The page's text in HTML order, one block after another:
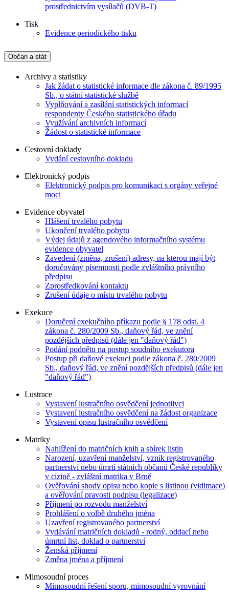
prostřednictvím vysílačů (DVB-T)
Tisk
Evidence periodického tisku
Občan a stát
Archivy a statistiky
Jak žádat o statistické informace dle zákona č. 89/1995
Sb., o státní statistické službě
Vyplňování a zasílání statistických informací
respondenty Českého statistického úřadu
Využívání archivních informací
Žádost o statistické informace
Cestovní doklady
Vydání cestovního dokladu
Elektronický podpis
Elektronický podpis pro komunikaci s orgány veřejné
moci
Evidence obyvatel
Hlášení trvalého pobytu
Ukončení trvalého pobytu
Výdej údajů z agendového informačního systému
evidence obyvatel
Zavedení (změna, zrušení) adresy, na kterou mají být
doručovány písemnosti podle zvláštního právního
předpisu
Zprostředkování kontaktu
Zrušení údaje o místu trvalého pobytu
Exekuce
Doručení exekučního příkazu podle § 178 odst. 4
zákona č. 280/2009 Sb., daňový řád, ve znění
pozdějších předpisů (dále jen "daňový řád")
Podání podnětu na postup soudního exekutora
Postup při daňové exekuci podle zákona č. 280/2009
Sb., daňový řád, ve znění pozdějších předpisů (dále jen
"daňový řád")
Lustrace
Vystavení lustračního osvědčení jednotlivci
Vystavení lustračního osvědčení na žádost organizace
Vystavení opisu lustračního osvědčení
Matriky
Nahlížení do matričních knih a sbírek listin
Narození, uzavření manželství, vznik registrovaného
partnerství nebo úmrtí státních občanů České republiky
v cizině - zvláštní matrika v Brně
Ověřování shody opisu nebo kopie s listinou (vidimace)
a ověřování pravosti podpisu (legalizace)
Příjmení po rozvodu manželství
Prohlášení o volbě druhého jména
Uzavření registrovaného partnerství
Vydávání matričních dokladů - rodný, oddací nebo
úmrtní list, doklad o partnerství
Ženská příjmení
Změna jména a příjmení
Mimosoudní proces
Mimosoudní řešení sporu, mimosoudní vyrovnání